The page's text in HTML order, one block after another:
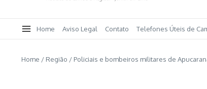
Home Aviso Legal Contato Telefones Úteis de
Home / Região / Policiais e bombeiros militares de